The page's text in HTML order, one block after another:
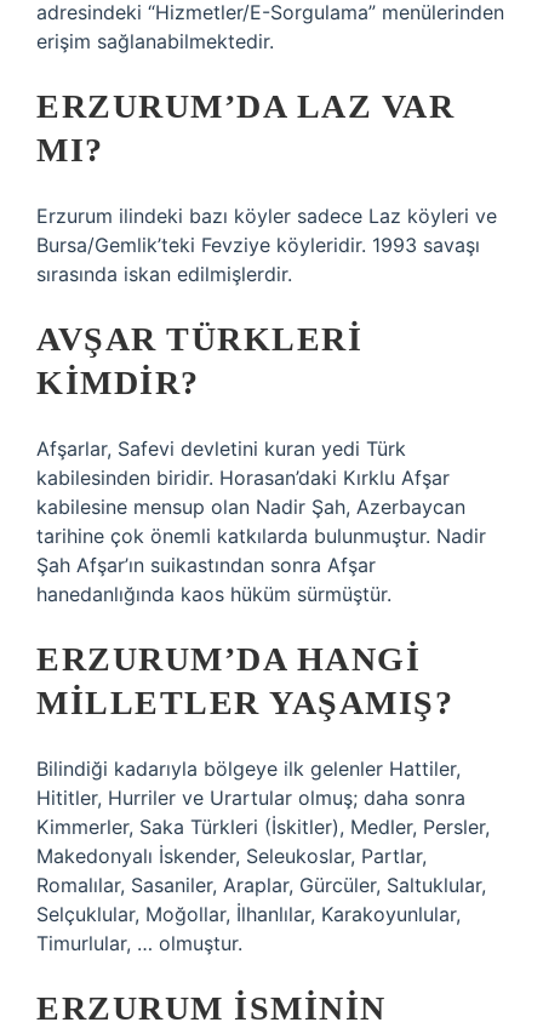
adresindeki “Hizmetler/E-Sorgulama” menülerinden
erişim sağlanabilmektedir.
ERZURUM’DA LAZ VAR
MI?
Erzurum ilindeki bazı köyler sadece Laz köyleri ve
Bursa/Gemlik’teki Fevziye köyleridir. 1993 savaşı
sırasında iskan edilmişlerdir.
AVŞAR TÜRKLERI
KIMDIR?
Afşarlar, Safevi devletini kuran yedi Türk
kabilesinden biridir. Horasan’daki Kırklu Afşar
kabilesine mensup olan Nadir Şah, Azerbaycan
tarihine çok önemli katkılarda bulunmuştur. Nadir
Şah Afşar’ın suikastından sonra Afşar
hanedanlığında kaos hüküm sürmüştür.
ERZURUM’DA HANGI
MILLETLER YAŞAMIŞ?
Bilindiği kadarıyla bölgeye ilk gelenler Hattiler,
Hititler, Hurriler ve Urartular olmuş; daha sonra
Kimmerler, Saka Türkleri (İskitler), Medler, Persler,
Makedonyalı İskender, Seleukoslar, Partlar,
Romalılar, Sasaniler, Araplar, Gürcüler, Saltuklular,
Selçuklular, Moğollar, İlhanlılar, Karakoyunlular,
Timurlular, … olmuştur.
ERZURUM ISMININ